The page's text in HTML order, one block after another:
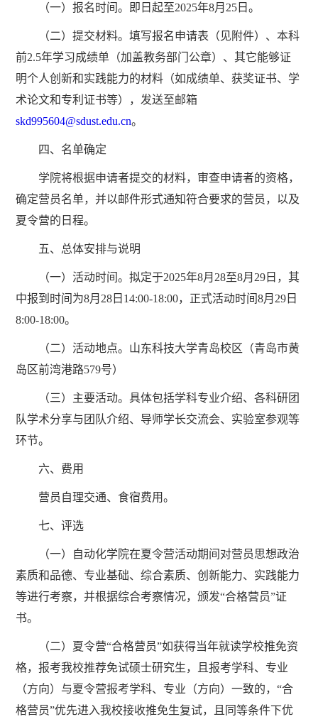
（一）报名时间。即日起至2025年8月25日。
（二）提交材料。填写报名申请表（见附件）、本科
前2.5年学习成绩单（加盖教务部门公章）、其它能够证
明个人创新和实践能力的材料（如成绩单、获奖证书、学
术论文和专利证书等），发送至邮箱
skd995604@sdust.edu.cn。
四、名单确定
学院将根据申请者提交的材料，审查申请者的资格，
确定营员名单，并以邮件形式通知符合要求的营员，以及
夏令营的日程。
五、总体安排与说明
（一）活动时间。拟定于2025年8月28至8月29日，其
中报到时间为8月28日14:00-18:00，正式活动时间8月29日
8:00-18:00。
（二）活动地点。山东科技大学青岛校区（青岛市黄
岛区前湾港路579号）
（三）主要活动。具体包括学科专业介绍、各科研团
队学术分享与团队介绍、导师学长交流会、实验室参观等
环节。
六、费用
营员自理交通、食宿费用。
七、评选
（一）自动化学院在夏令营活动期间对营员思想政治
素质和品德、专业基础、综合素质、创新能力、实践能力
等进行考察，并根据综合考察情况，颁发“合格营员”证
书。
（二）夏令营“合格营员”如获得当年就读学校推免资
格，报考我校推荐免试硕士研究生，且报考学科、专业
（方向）与夏令营报考学科、专业（方向）一致的，“合
格营员”优先进入我校接收推免生复试，且同等条件下优